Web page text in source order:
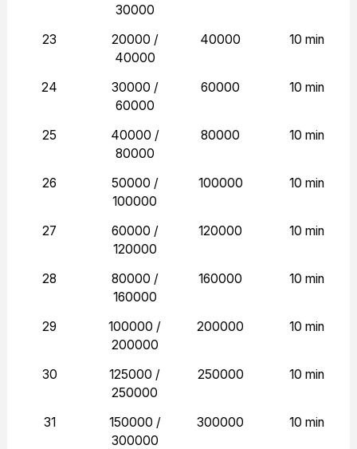
30000
23
20000 /
40000
40000 10 min
24
30000 /
60000
60000 10 min
25
40000 /
80000
80000 10 min
26
50000 /
100000
100000 10 min
27
60000 /
120000
120000 10 min
28
80000 /
160000
160000 10 min
29
100000 /
200000
200000 10 min
30
125000 /
250000
250000 10 min
31
150000 /
300000
300000 10 min